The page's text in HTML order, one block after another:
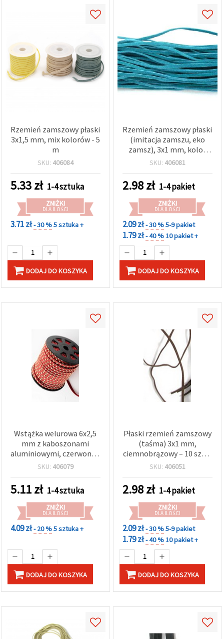
Rzemień zamszowy płaski
3x1,5 mm, mix kolorów - 5
m
SKU: 406084
5.33zł 1-4 sztuka
ZNIŻKI
DLA ILOŚCI
3.71 zł- 30 %5 sztuka +
DODAJ DO KOSZYKA
Rzemień zamszowy płaski
(imitacja zamszu, eko
zamsz), 3x1 mm, kolor
teal/turkusowo-niebieski
10 m) – do wyrobu
biżuterii, bransoletek,
naszyjników i dekoracji
SKU: 406081
2.98zł 1-4 pakiet
ZNIŻKI
DLA ILOŚCI
2.09 zł- 30 %5-9 pakiet
1.79 zł- 40 %10 pakiet +
DODAJ DO KOSZYKA
Wstążka welurowa 6x2,5
mm z kaboszonami
aluminiowymi, czerwona -
1 metr
SKU: 406079
5.11zł 1-4 sztuka
ZNIŻKI
DLA ILOŚCI
4.09 zł- 20 %5 sztuka +
DODAJ DO KOSZYKA
Płaski rzemień zamszowy
(taśma) 3x1 mm,
ciemnobrązowy – 10 szt. x
1 m | do biżuterii,
dekoracji
SKU: 406051
2.98zł 1-4 pakiet
ZNIŻKI
DLA ILOŚCI
2.09 zł- 30 %5-9 pakiet
1.79 zł- 40 %10 pakiet +
DODAJ DO KOSZYKA